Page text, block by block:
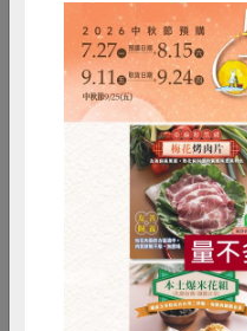
產品說明
選用飽
水產加
調理方式
免吐
並盡快
重複解
蒸蜆精。
注意事項
本品含
用
RPET
雞蛋 食安